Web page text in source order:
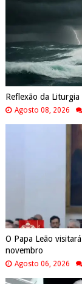
Reflexão da
Agosto 08, 2026
O Papa Leão
novembro
Agosto 06, 2026